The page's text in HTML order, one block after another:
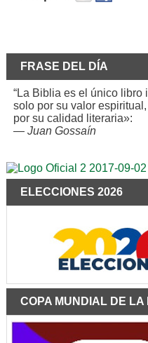
FRASE DEL DÍA
“La Biblia es el único libro
solo por su valor
por su calidad literaria»:
— Juan Gossaín
ELECCIONES 2026
COPA MUNDIAL DE LA